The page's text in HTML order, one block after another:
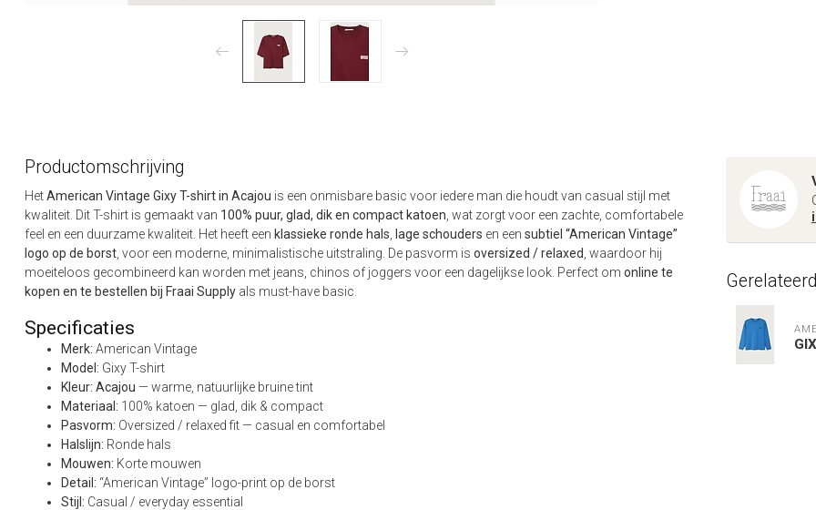
Productomschrijving
HetAmerican Vintage Gixy T-shirt in Acajou is een onmisbare basic voor iedere man die houdt van casual stijl met
kwaliteit. Dit T-shirt is gemaakt van 100% puur, glad, dik en compact katoen , wat zorgt voor een zachte, comfortabele
feel en een duurzame kwaliteit. Het heeft een klassieke ronde hals lage schouders en een subtiel “American Vintage”
logo op de borst , voor een moderne, minimalistische uitstraling. De pasvorm is oversized / relaxed , waardoor hij
moeiteloos gecombineerd kan worden met jeans, chinos of joggers voor een dagelijkse look. Perfect om online te
kopen en te bestellen bij Fraai Supply als must-have basic.
Specificaties
Merk: American Vintage
Model: Gixy T-shirt
Kleur: Acajou — warme, natuurlijke bruine tint
Materiaal: 100% katoen — glad, dik & compact
Pasvorm: Oversized / relaxed fit — casual en comfortabel
Halslijn: Ronde hals
Mouwen: Korte mouwen
Detail: “American Vintage” logo-print op de borst
Stijl: Casual / everyday essential